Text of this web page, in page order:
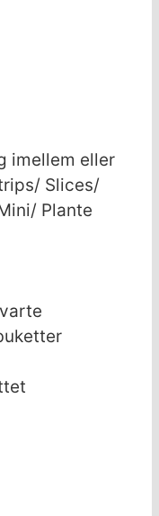
imellem eller
Slices/
Plante